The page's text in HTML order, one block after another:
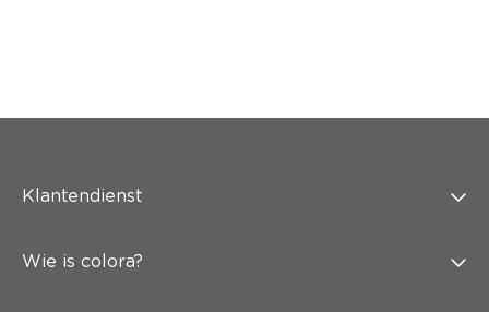
Klantendienst
Wie is colora?